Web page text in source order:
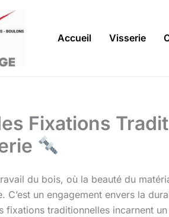
Accueil Visserie
Fixations
du bois, où la beauté du
C’est un engagement envers la
fixations traditionnelles incarnent